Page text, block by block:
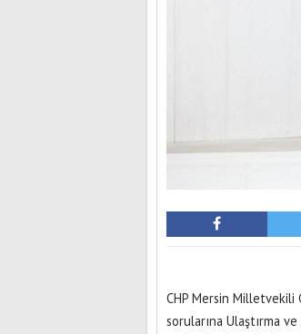
CHP Mersin Milletvekili
sorularına Ulaştırma